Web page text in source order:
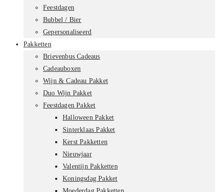
Feestdagen
Bubbel / Bier
Gepersonaliseerd
Pakketten
Brievenbus Cadeaus
Cadeauboxen
Wijn & Cadeau Pakket
Duo Wijn Pakket
Feestdagen Pakket
Halloween Pakket
Sinterklaas Pakket
Kerst Pakketten
Nieuwjaar
Valentijn Pakketten
Koningsdag Pakket